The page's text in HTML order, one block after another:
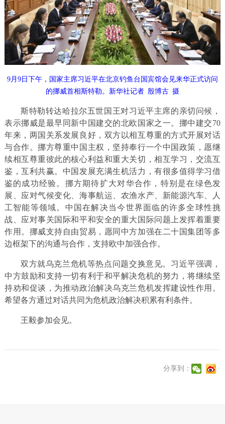
9月9日下午，国家主席习近平在北京钓鱼台国宾馆会见来华正式访问
的挪威首相斯特勒。新华社记者 殷博古 摄
斯特勒转达哈拉尔五世国王对习近平主席的亲切问候，
表示挪威是最早同新中国建交的北欧国家之一。挪中建交70
年来，两国关系发展良好，双方以相互尊重的方式开展对话
与合作。挪方尊重中国主权，坚持奉行一个中国政策，愿继
续相互尊重彼此的核心利益和重大关切，相互学习，交流互
鉴，互利共赢。中国发展充满生机活力，有很多值得学习借
鉴的成功经验。挪方期待扩大对华合作，特别是在绿色发
展、应对气候变化、海事航运、农渔水产、新能源汽车、人
工智能等领域。中国在解决当今世界面临的许多全球性挑
战、应对事关国际和平和安全的重大国际问题上发挥着重要
作用。挪威支持自由贸易，愿同中方加强在二十国集团等多
边框架下的沟通与合作，支持欧中加强合作。
双方就乌克兰危机等热点问题交换意见。习近平强调，
中方鼓励和支持一切有利于和平解决危机的努力，将继续坚
持劝和促谈，为推动政治解决乌克兰危机发挥建设性作用。
希望各方通过对话共同为危机政治解决积累有利条件。
王毅参加会见。
分享到：